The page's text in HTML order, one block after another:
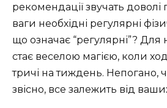
рекомендації звучать доволі
ваги необхідні регулярні
що означає “регулярні”? Для
стає веселою магією, коли
тричі на тиждень. Непогано,
звісно, все залежить від